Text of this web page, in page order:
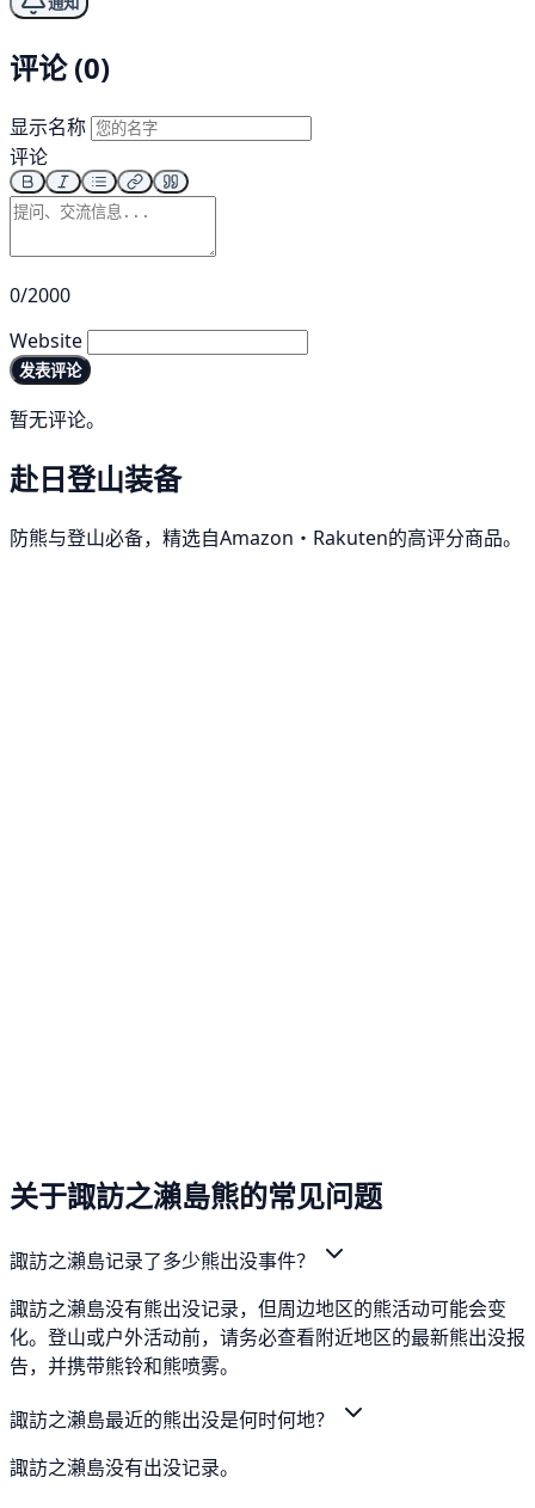
评论 (0)
显示名称
评论
0/2000
Website
发表评论
暂无评论。
赴日登山装备
防熊与登山必备，精选自Amazon・Rakuten的高评分商品。
关于諏訪之瀨島熊的常见问题
諏訪之瀨島记录了多少熊出没事件？
諏訪之瀨島没有熊出没记录，但周边地区的熊活动可能会变
化。登山或户外活动前，请务必查看附近地区的最新熊出没报
告，并携带熊铃和熊喷雾。
諏訪之瀨島最近的熊出没是何时何地？
諏訪之瀨島没有出没记录。